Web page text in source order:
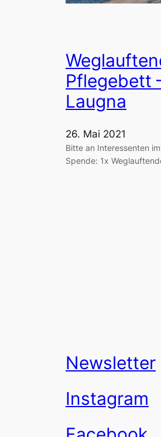
Pflegebett
Laugna
26. Mai 2021
Bitte an Interessenten
Spende: 1x
Newsletter
Instagram